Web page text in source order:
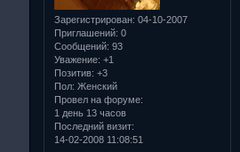
Зарегистрирован: 04-10-2007
Приглашений: 0
Сообщений: 93
Уважение: +1
Позитив: +3
Пол: Женский
Провел на форуме:
1 день 13 часов
Последний визит:
14-02-2008 11:08:51